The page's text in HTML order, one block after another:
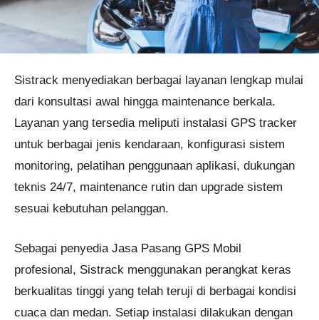
Sistrack menyediakan berbagai layanan lengkap mulai
dari konsultasi awal hingga maintenance berkala.
Layanan yang tersedia meliputi instalasi GPS tracker
untuk berbagai jenis kendaraan, konfigurasi sistem
monitoring, pelatihan penggunaan aplikasi, dukungan
teknis 24/7, maintenance rutin dan upgrade sistem
sesuai kebutuhan pelanggan.
Sebagai penyedia Jasa Pasang GPS Mobil
profesional, Sistrack menggunakan perangkat keras
berkualitas tinggi yang telah teruji di berbagai kondisi
cuaca dan medan. Setiap instalasi dilakukan dengan